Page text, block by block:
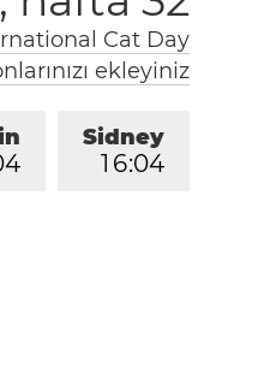
Cat Day
ekleyiniz
Sidney
1 6:04
4